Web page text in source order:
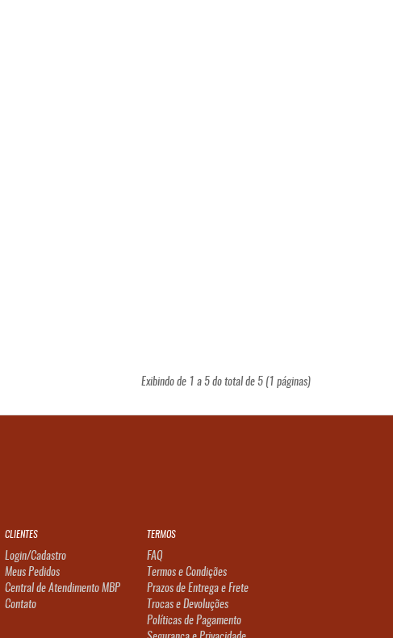
Exibindo de 1 a 5 do total de 5 (1 páginas)
CLIENTES
Login/Cadastro
Meus Pedidos
Central de Atendimento MBP
Contato
TERMOS
FAQ
Termos e Condições
Prazos de Entrega e Frete
Trocas e Devoluções
Políticas de Pagamento